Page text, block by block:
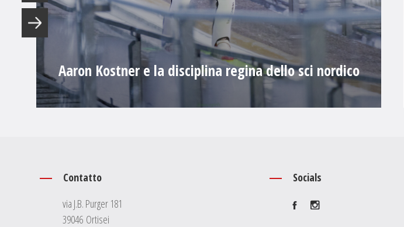
Aaron Kostner e la disciplina regina dello sci nordico
Contatto
via J.B. Purger 181
39046 Ortisei
Socials